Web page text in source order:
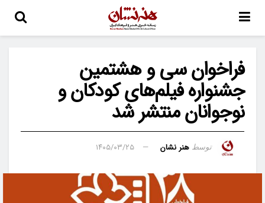
فراخوان سی و هشتمین
جشنواره فیلم‌های کودکان و
نوجوانان منتشر شد
توسط هنر نشان ۱۴۰۵/۰۳/۲۵